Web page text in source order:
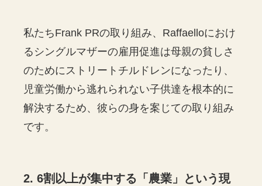
私たちFrank PRの取り組み、Raffaelloにおけ
るシングルマザーの雇用促進は母親の貧しさ
のためにストリートチルドレンになったり、
児童労働から逃れられない子供達を根本的に
解決するため、彼らの身を案じての取り組み
です。
2. 6割以上が集中する「農業」という現